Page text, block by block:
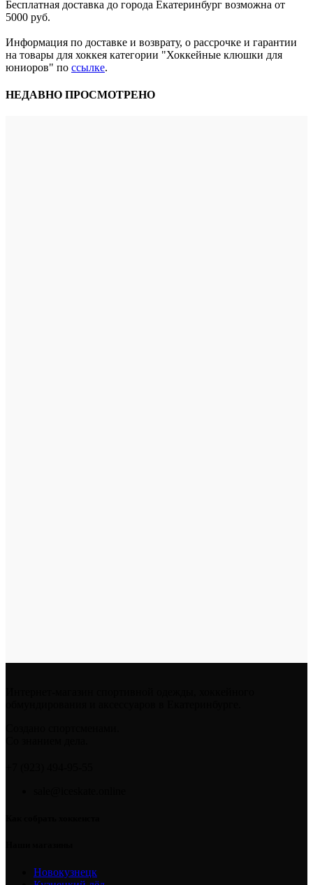
Бесплатная доставка до города Екатеринбург возможна от
5000 руб.
Информация по доставке и возврату, о рассрочке и гарантии
на товары для хоккея категории "Хоккейные клюшки для
юниоров" по ссылке.
НЕДАВНО ПРОСМОТРЕНО
Новокузнецк